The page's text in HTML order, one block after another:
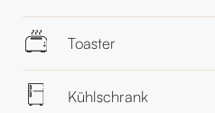
Toaster
Kühlschrank